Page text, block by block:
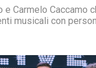
Carmelo Caccamo
musicali con